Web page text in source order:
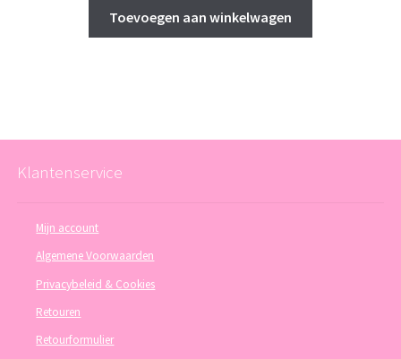
Toevoegen aan winkelwagen
Klantenservice
Mijn account
Algemene Voorwaarden
Privacybeleid & Cookies
Retouren
Retourformulier